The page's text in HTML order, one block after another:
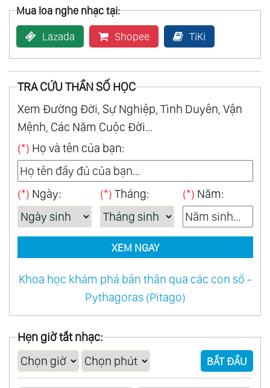
Mua loa nghe nhạc tại:
Lazada Shopee TiKi
TRA CỨU THẦN SỐ HỌC
Xem Đường Đời, Sự Nghiệp, Tình Duyên, Vận
Mệnh, Các Năm Cuộc Đời...
(*) Họ và tên của bạn:
(*) Ngày: (*) Tháng: (*) Năm:
XEM NGAY
Khoa học khám phá bản thân qua các con số -
Pythagoras (Pitago)
Hẹn giờ tắt nhạc:
BẮT ĐẦU